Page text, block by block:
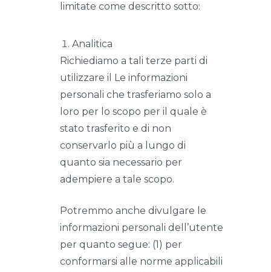
limitate come descritto sotto:
Analitica
Richiediamo a tali terze parti di
utilizzare il Le informazioni
personali che trasferiamo solo a
loro per lo scopo per il quale è
stato trasferito e di non
conservarlo più a lungo di
quanto sia necessario per
adempiere a tale scopo.
Potremmo anche divulgare le
informazioni personali dell’utente
per quanto segue: (1) per
conformarsi alle norme applicabili